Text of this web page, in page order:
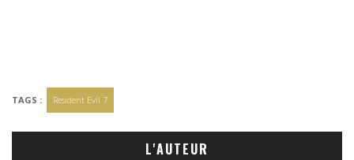
TAGS : Resident Evil 7
L'AUTEUR